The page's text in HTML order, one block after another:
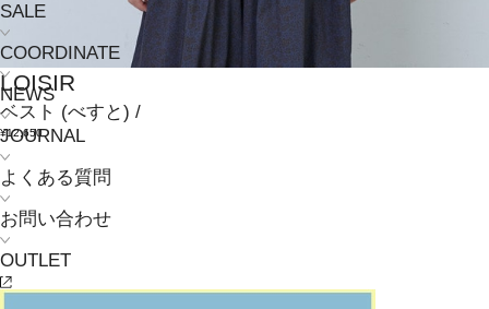
SALE
COORDINATE
NEWS
JOURNAL
よくある質問
お問い合わせ
OUTLET
LOISIR
ベスト (べすと) /
¥12,650